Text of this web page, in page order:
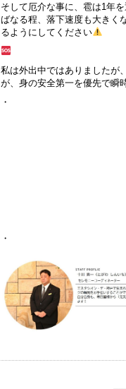
そして厄介な事に、雹は1年
ばなる程、落下速度も大きく
るようにしてください
私は外出中ではありましたが
が、身の安全第一を優先で瞬
・
・